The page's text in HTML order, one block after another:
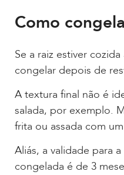
Como
Se a raiz estiver
congelar depois de
A textura final não é
salada, por exemplo.
frita ou assada com
Aliás, a validade para
congelada é de 3